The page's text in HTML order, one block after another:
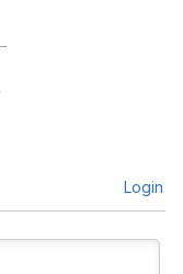
Login